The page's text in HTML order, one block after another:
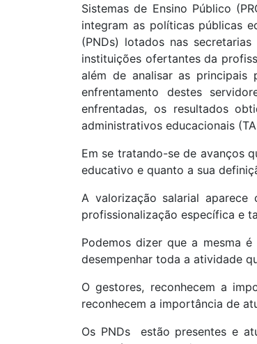
Sistemas de Ensino Público
integram as políticas públicas
(PNDs) lotados nas
instituições ofertantes da
além de analisar as principais
enfrentamento destes
enfrentadas, os resultados
administrativos educacionais
Em se tratando-se de avanços
educativo e quanto a sua
A valorização salarial
profissionalização específica e
Podemos dizer que a mesma
desempenhar toda a atividade
O gestores, reconhecem a
reconhecem a importância de
Os PNDs estão presentes e